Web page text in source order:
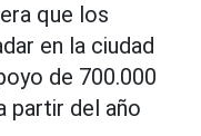
que los
en la ciudad
de 700.000
partir del año